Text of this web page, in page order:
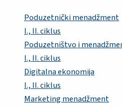
Poduzetnički menadžment
I., II. ciklus
Poduzetništvo i
I., II. ciklus
Digitalna ekonomija
I., II. ciklus
Marketing menadžment